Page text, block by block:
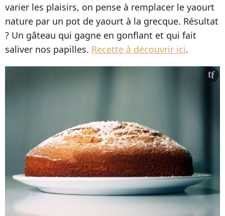
varier les plaisirs, on pense à remplacer le yaourt
nature par un pot de yaourt à la grecque. Résultat
? Un gâteau qui gagne en gonflant et qui fait
saliver nos papilles. Recette à découvrir ici.